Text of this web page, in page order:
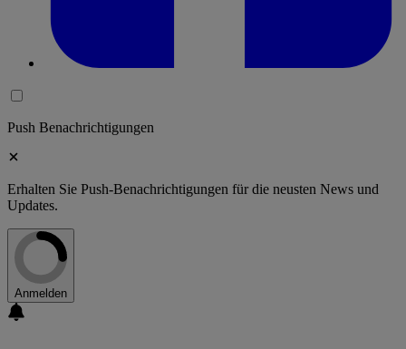
Push Benachrichtigungen
Erhalten Sie Push-Benachrichtigungen für die neusten News und
Updates.
Anmelden